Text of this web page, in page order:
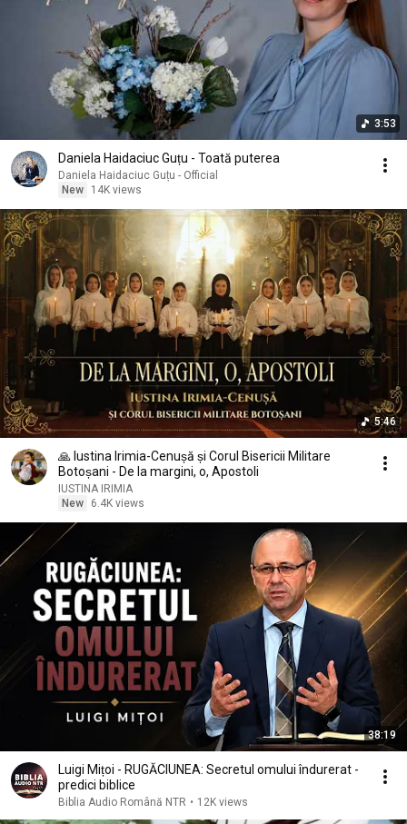
3:53
Daniela Haidaciuc Guțu - Toată puterea
Daniela Haidaciuc Guțu - Official
New
14K views
5:46
🙏 Iustina Irimia-Cenușă și Corul Bisericii Militare
Botoșani - De la margini, o, Apostoli
IUSTINA IRIMIA
New
6.4K views
38:19
Luigi Mițoi - RUGĂCIUNEA: Secretul omului îndurerat -
predici biblice
Biblia Audio Română NTR • 12K views